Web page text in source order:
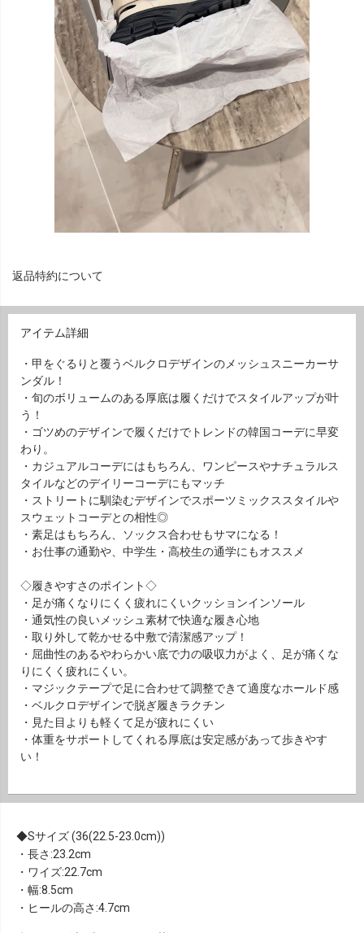
返品特約について
アイテム詳細
・甲をぐるりと覆うベルクロデザインのメッシュスニーカーサ
ンダル！
・旬のボリュームのある厚底は履くだけでスタイルアップが叶
う！
・ゴツめのデザインで履くだけでトレンドの韓国コーデに早変
わり。
・カジュアルコーデにはもちろん、ワンピースやナチュラルス
タイルなどのデイリーコーデにもマッチ
・ストリートに馴染むデザインでスポーツミックススタイルや
スウェットコーデとの相性◎
・素足はもちろん、ソックス合わせもサマになる！
・お仕事の通勤や、中学生・高校生の通学にもオススメ
◇履きやすさのポイント◇
・足が痛くなりにくく疲れにくいクッションインソール
・通気性の良いメッシュ素材で快適な履き心地
・取り外して乾かせる中敷で清潔感アップ！
・屈曲性のあるやわらかい底で力の吸収力がよく、足が痛くな
りにくく疲れにくい。
・マジックテープで足に合わせて調整できて適度なホールド感
・ベルクロデザインで脱ぎ履きラクチン
・見た目よりも軽くて足が疲れにくい
・体重をサポートしてくれる厚底は安定感があって歩きやす
い！
Sサイズ (36(22.5-23.0cm))
・長さ:23.2cm
・ワイズ:22.7cm
・幅:8.5cm
・ヒールの高さ:4.7cm